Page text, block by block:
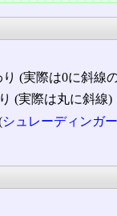
(実際は0に斜線
(実際は丸に斜線)
シュレーディンガ